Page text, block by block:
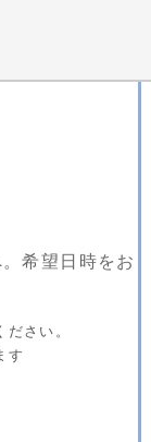
希望日時をお
さい。
す